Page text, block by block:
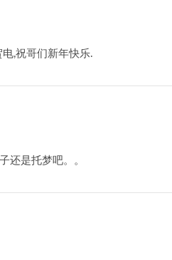
,祝哥们新年快乐.
还是托梦吧。。